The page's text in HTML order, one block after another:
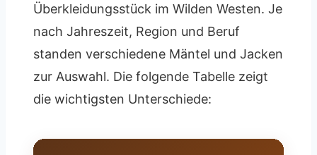
Überkleidungsstück im Wilden Westen. Je
nach Jahreszeit, Region und Beruf
standen verschiedene Mäntel und Jacken
zur Auswahl. Die folgende Tabelle zeigt
die wichtigsten Unterschiede: